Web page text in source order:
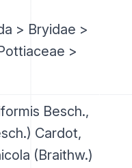
> Bryidae >
>
Besch.,
Cardot,
(Braithw.)